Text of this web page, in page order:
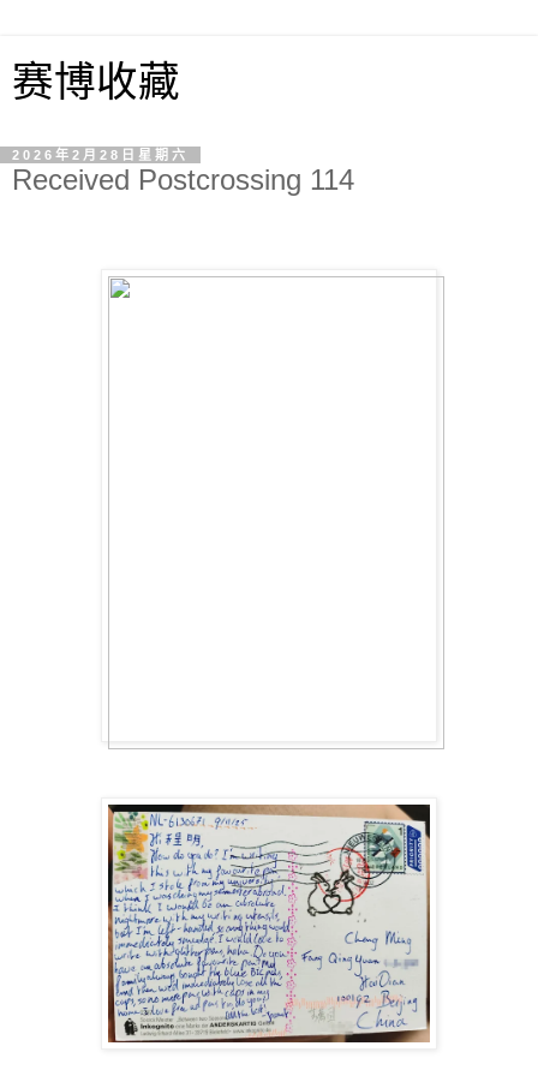
赛博收藏
2026年2月28日星期六
Received Postcrossing 114